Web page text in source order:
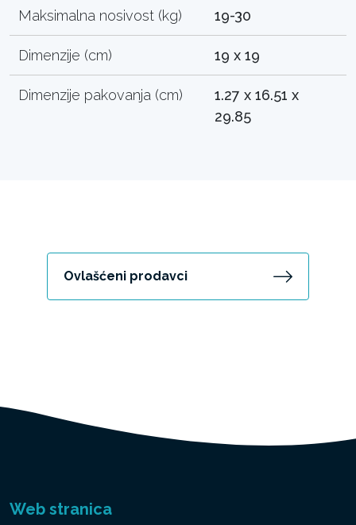
Maksimalna nosivost (kg) 19-30
Dimenzije (cm) 19 x 19
Dimenzije pakovanja (cm)
1.27 x 16.51 x
29.85
Ovlašćeni prodavci
Web stranica